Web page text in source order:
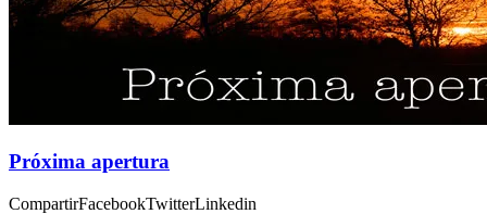
Próxima apertura
CompartirFacebookTwitterLinkedin